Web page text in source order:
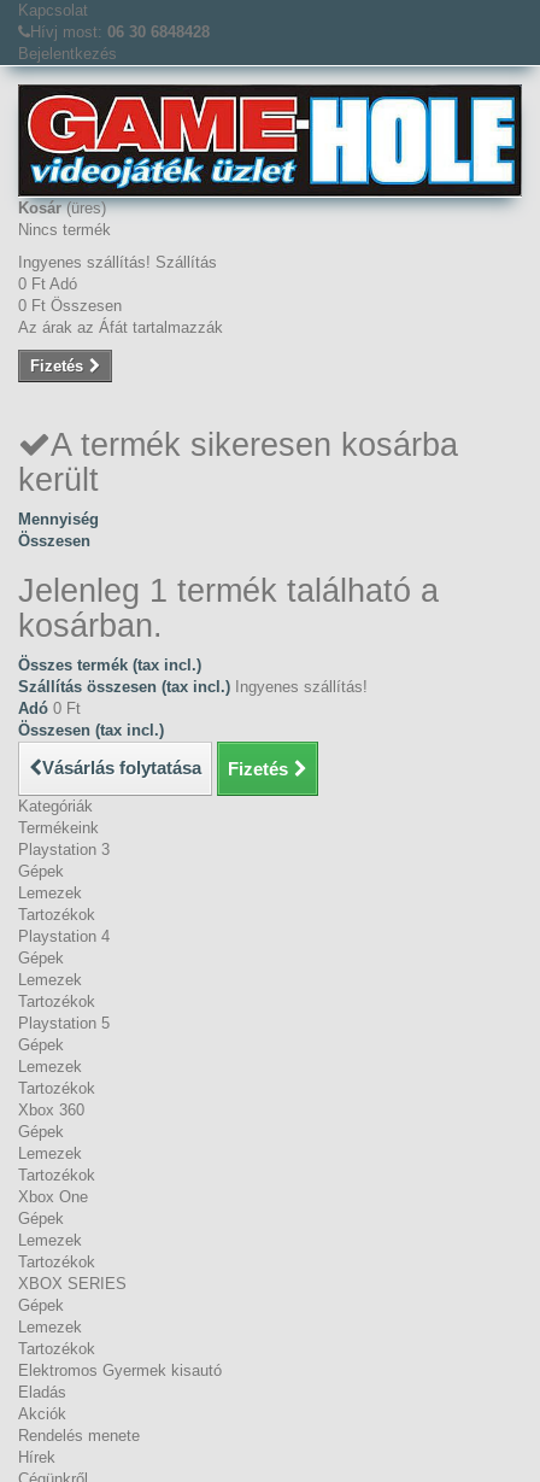
Kapcsolat
Hívj most: 06 30 6848428
Bejelentkezés
Kosár (üres)
Nincs termék
Ingyenes szállítás! Szállítás
0 Ft‎ Adó
0 Ft‎ Összesen
Az árak az Áfát tartalmazzák
Fizetés
A termék sikeresen kosárba
került
Mennyiség
Összesen
Jelenleg 1 termék található a
kosárban.
Összes termék (tax incl.)
Szállítás összesen (tax incl.) Ingyenes szállítás!
Adó 0 Ft‎
Összesen (tax incl.)
Vásárlás folytatása Fizetés
Kategóriák
Termékeink
Playstation 3
Gépek
Lemezek
Tartozékok
Playstation 4
Gépek
Lemezek
Tartozékok
Playstation 5
Gépek
Lemezek
Tartozékok
Xbox 360
Gépek
Lemezek
Tartozékok
Xbox One
Gépek
Lemezek
Tartozékok
XBOX SERIES
Gépek
Lemezek
Tartozékok
Elektromos Gyermek kisautó
Eladás
Akciók
Rendelés menete
Hírek